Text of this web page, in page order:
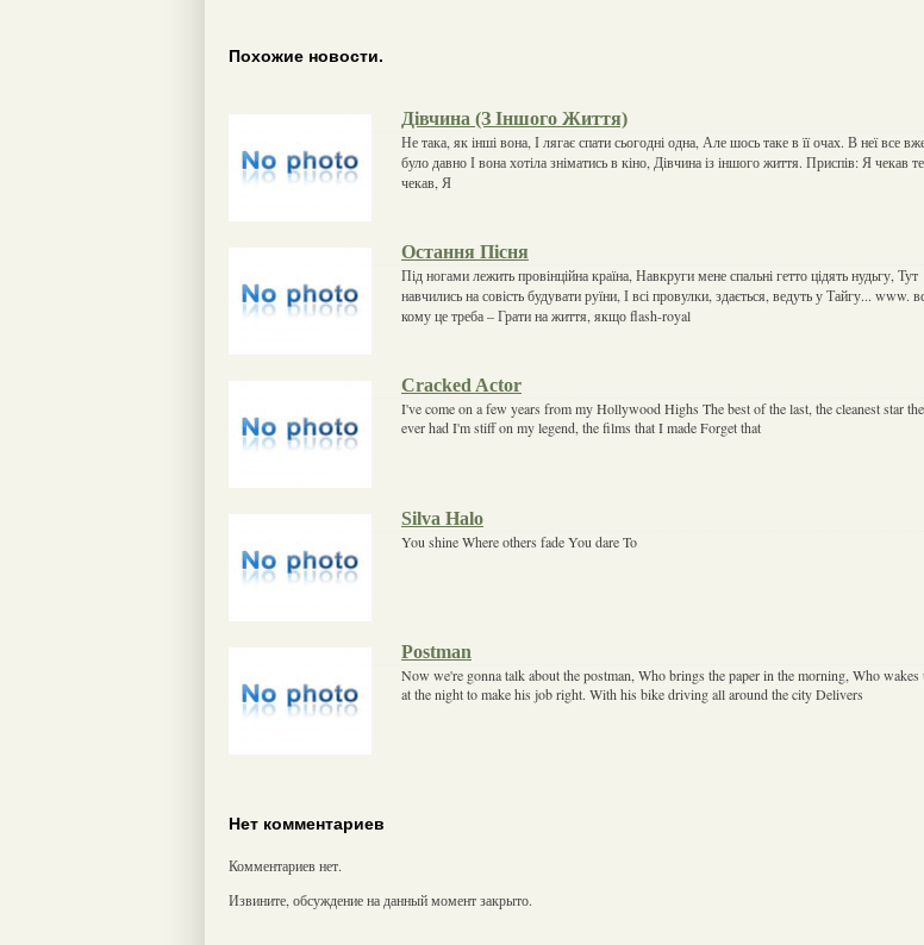
Похожие новости.
Дівчина (З Іншого Життя)
Не така, як інші вона, І лягає спати сьогодні одна, Але шось таке в її очах. В неї все
було давно І вона хотіла зніматись в кіно, Дівчина із іншого життя. Приспів: Я чекав
чекав, Я
Остання Пісня
Під ногами лежить провінційна країна, Навкруги мене спальні гетто цідять нудьгу, Тут
навчились на совість будувати руїни, І всі провулки, здається, ведуть у Тайгу... www.
кому це треба – Грати на життя, якщо flash-royal
Cracked Actor
I've come on a few years from my Hollywood Highs The best of the last, the cleanest star
ever had I'm stiff on my legend, the films that I made Forget that
Silva Halo
You shine Where others fade You dare To
Postman
Now we're gonna talk about the postman, Who brings the paper in the morning, Who wakes
at the night to make his job right. With his bike driving all around the city Delivers
Нет комментариев
Комментариев нет.
Извините, обсуждение на данный момент закрыто.